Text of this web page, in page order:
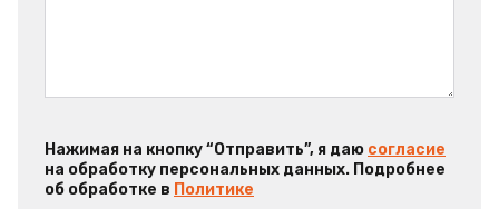
Нажимая на кнопку “Отправить”, я даю согласие
на обработку персональных данных. Подробнее
об обработке в Политике